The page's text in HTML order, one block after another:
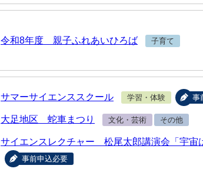
令和8年度 親子ふれあいひろば 子育て
サマーサイエンススクール 学習・体験 事
大足地区 蛇車まつり 文化・芸術 その他
サイエンスレクチャー 松尾太郎講演会「宇宙
事前申込必要